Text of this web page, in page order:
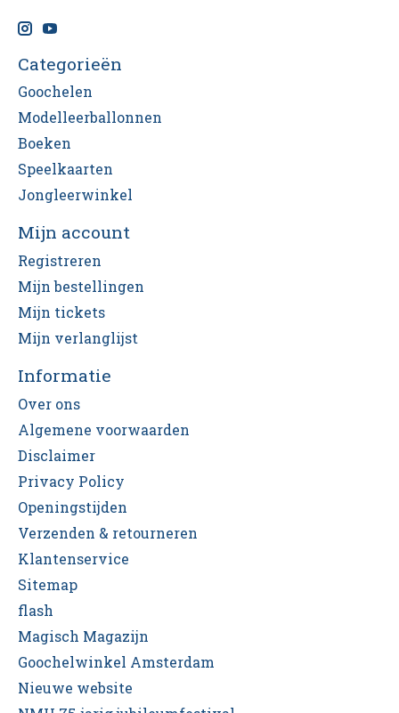
Categorieën
Goochelen
Modelleerballonnen
Boeken
Speelkaarten
Jongleerwinkel
Mijn account
Registreren
Mijn bestellingen
Mijn tickets
Mijn verlanglijst
Informatie
Over ons
Algemene voorwaarden
Disclaimer
Privacy Policy
Openingstijden
Verzenden & retourneren
Klantenservice
Sitemap
flash
Magisch Magazijn
Goochelwinkel Amsterdam
Nieuwe website